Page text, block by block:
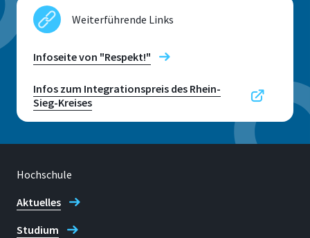
Weiterführende Links
Infoseite von "Respekt!"
Infos zum Integrationspreis des Rhein-
Sieg-Kreises
Hochschule
Aktuelles
Studium